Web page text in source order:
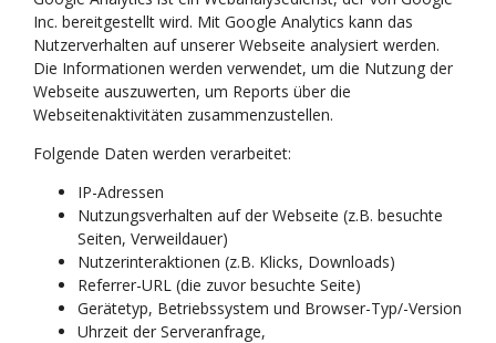
Inc. bereitgestellt wird. Mit Google Analytics kann das
Nutzerverhalten auf unserer Webseite analysiert werden.
Die Informationen werden verwendet, um die Nutzung der
Webseite auszuwerten, um Reports über die
Webseitenaktivitäten zusammenzustellen.
Folgende Daten werden verarbeitet:
IP-Adressen
Nutzungsverhalten auf der Webseite (z.B. besuchte
Seiten, Verweildauer)
Nutzerinteraktionen (z.B. Klicks, Downloads)
Referrer-URL (die zuvor besuchte Seite)
Gerätetyp, Betriebssystem und Browser-Typ/-Version
Uhrzeit der Serveranfrage,